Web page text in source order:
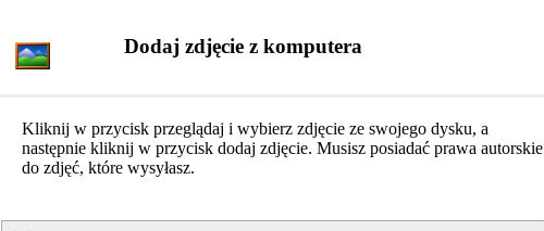
Dodaj zdjęcie z komputera
Kliknij w przycisk przeglądaj i wybierz zdjęcie ze swojego dysku, a
następnie kliknij w przycisk dodaj zdjęcie. Musisz posiadać prawa autorskie
do zdjęć, które wysyłasz.